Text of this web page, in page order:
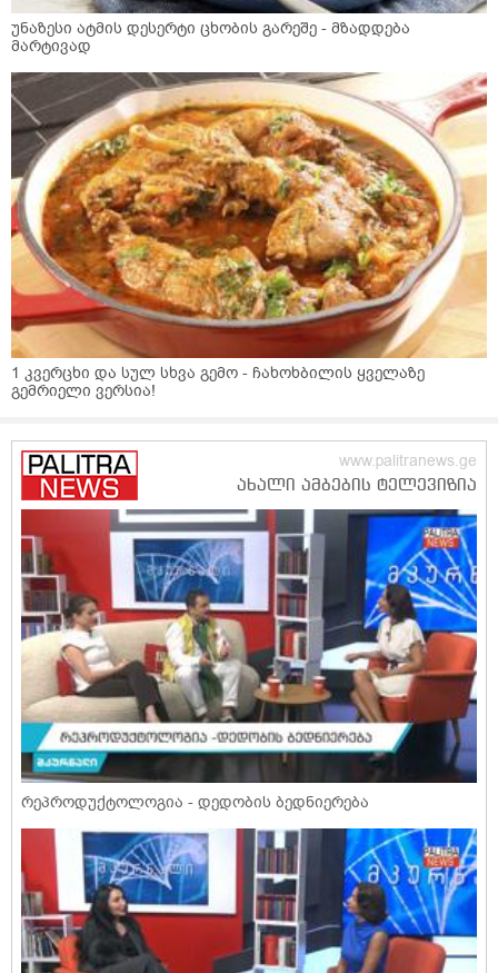
უნაზესი ატმის დესერტი ცხობის გარეშე - მზადდება
მარტივად
1 კვერცხი და სულ სხვა გემო - ჩახოხბილის ყველაზე
გემრიელი ვერსია!
რეპროდუქტოლოგია - დედობის ბედნიერება